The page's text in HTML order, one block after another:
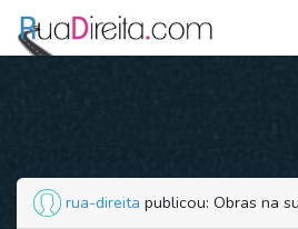
rua-direita publicou: Obras na